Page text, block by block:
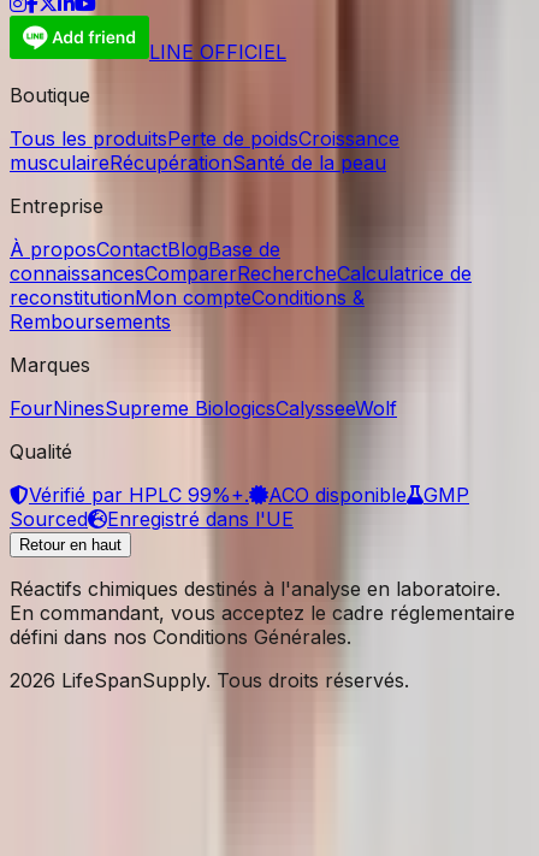
LINE OFFICIEL
Boutique
Tous les produitsPerte de poidsCroissance
musculaireRécupérationSanté de la peau
Entreprise
À proposContactBlogBase de
connaissancesComparerRechercheCalculatrice de
reconstitutionMon compteConditions &
Remboursements
Marques
FourNinesSupreme BiologicsCalysseeWolf
Qualité
Vérifié par HPLC 99%+.
ACO disponible
GMP
Sourced
Enregistré dans l'UE
Retour en haut
Réactifs chimiques destinés à l'analyse en laboratoire.
En commandant, vous acceptez le cadre réglementaire
défini dans nos Conditions Générales.
2026 LifeSpanSupply. Tous droits réservés.